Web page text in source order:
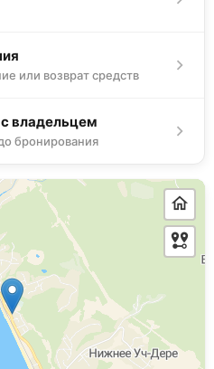
или возврат средств
владельцем
бронирования